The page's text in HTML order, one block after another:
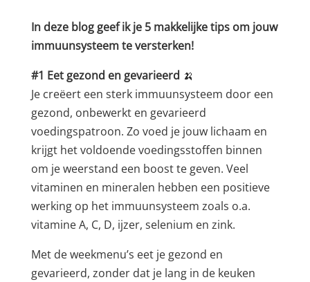
In deze blog geef ik je 5 makkelijke tips om jouw
immuunsysteem te versterken!
#1 Eet gezond en gevarieerd 🍌
Je creëert een sterk immuunsysteem door een
gezond, onbewerkt en gevarieerd
voedingspatroon. Zo voed je jouw lichaam en
krijgt het voldoende voedingsstoffen binnen
om je weerstand een boost te geven. Veel
vitaminen en mineralen hebben een positieve
werking op het immuunsysteem zoals o.a.
vitamine A, C, D, ijzer, selenium en zink.
Met de weekmenu’s eet je gezond en
gevarieerd, zonder dat je lang in de keuken